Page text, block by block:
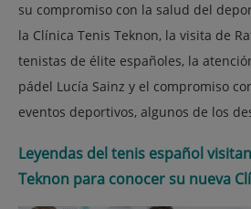
su compromiso con la salud del
la Clínica Tenis Teknon, la visita de
tenistas de élite españoles, la
pádel Lucía Sainz y el compromiso
eventos deportivos, algunos de los
Leyendas del tenis español
Teknon para conocer su nueva